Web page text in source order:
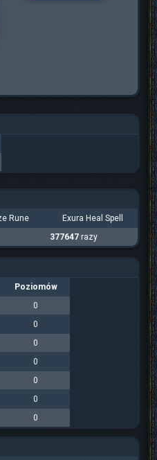
Rune
Exura Heal Spell
377647 razy
Poziomów
0
0
0
0
0
0
0